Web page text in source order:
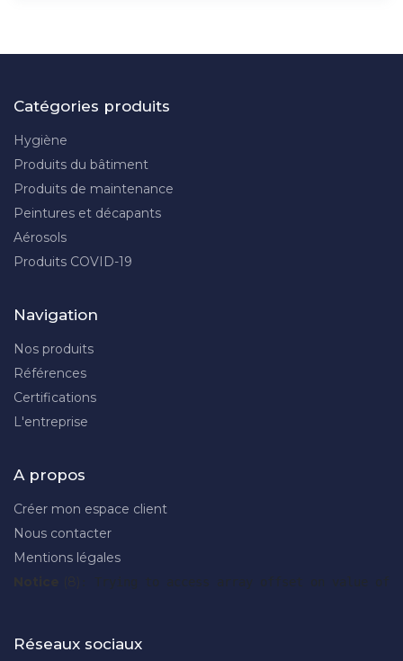
Catégories produits
Hygiène
Produits du bâtiment
Produits de maintenance
Peintures et décapants
Aérosols
Produits COVID-19
Navigation
Nos produits
Références
Certifications
L'entreprise
A propos
Créer mon espace client
Nous contacter
Mentions légales
: Trying to access array offset on value of
Réseaux sociaux